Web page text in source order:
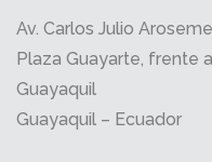
Av. Carlos Julio
Plaza Guayarte, frente
Guayaquil
Guayaquil – Ecuador